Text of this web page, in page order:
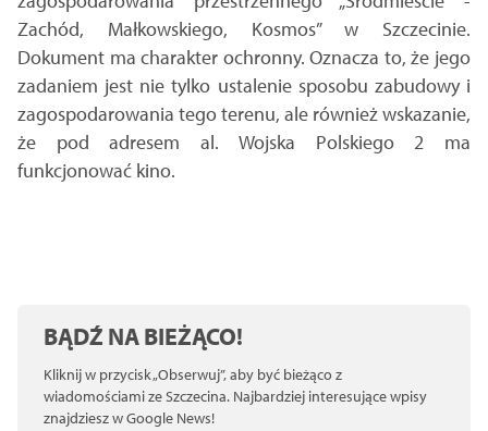
Zachód, Małkowskiego, Kosmos” w Szczecinie.
Dokument ma charakter ochronny. Oznacza to, że jego
zadaniem jest nie tylko ustalenie sposobu zabudowy i
zagospodarowania tego terenu, ale również wskazanie,
że pod adresem al. Wojska Polskiego 2 ma
funkcjonować kino.
BĄDŹ NA BIEŻĄCO!
Kliknij w przycisk „Obserwuj”, aby być bieżąco z
wiadomościami ze Szczecina. Najbardziej interesujące wpisy
znajdziesz w Google News!